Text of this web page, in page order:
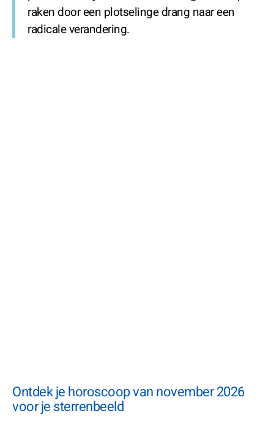
raken door een plotselinge drang naar een
radicale verandering.
Ontdek je horoscoop van november 2026
voor je sterrenbeeld